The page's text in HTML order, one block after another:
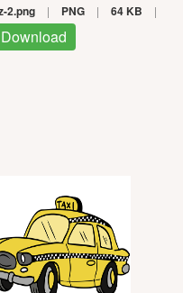
2.png | PNG | 64 KB |
Download